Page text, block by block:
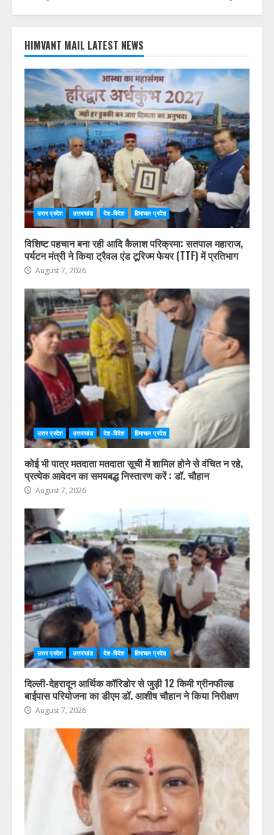
HIMVANT MAIL LATEST NEWS
उत्तर प्रदेश उत्तराखंड देश-विदेश हिमाचल प्रदेश
विशिष्ट पहचान बना रही आदि कैलाश परिक्रमा: सतपाल महाराज,
पर्यटन मंत्री ने किया ट्रैवल एंड टूरिज्म फेयर (TTF) में प्रतिभाग
August 7, 2026
उत्तर प्रदेश उत्तराखंड देश-विदेश हिमाचल प्रदेश
कोई भी पात्र मतदाता मतदाता सूची में शामिल होने से वंचित न रहे,
प्रत्येक आवेदन का समयबद्ध निस्तारण करें : डॉ. चौहान
August 7, 2026
उत्तर प्रदेश उत्तराखंड देश-विदेश हिमाचल प्रदेश
दिल्ली-देहरादून आर्थिक कॉरिडोर से जुड़ी 12 किमी ग्रीनफील्ड
बाईपास परियोजना का डीएम डॉ. आशीष चौहान ने किया निरीक्षण
August 7, 2026